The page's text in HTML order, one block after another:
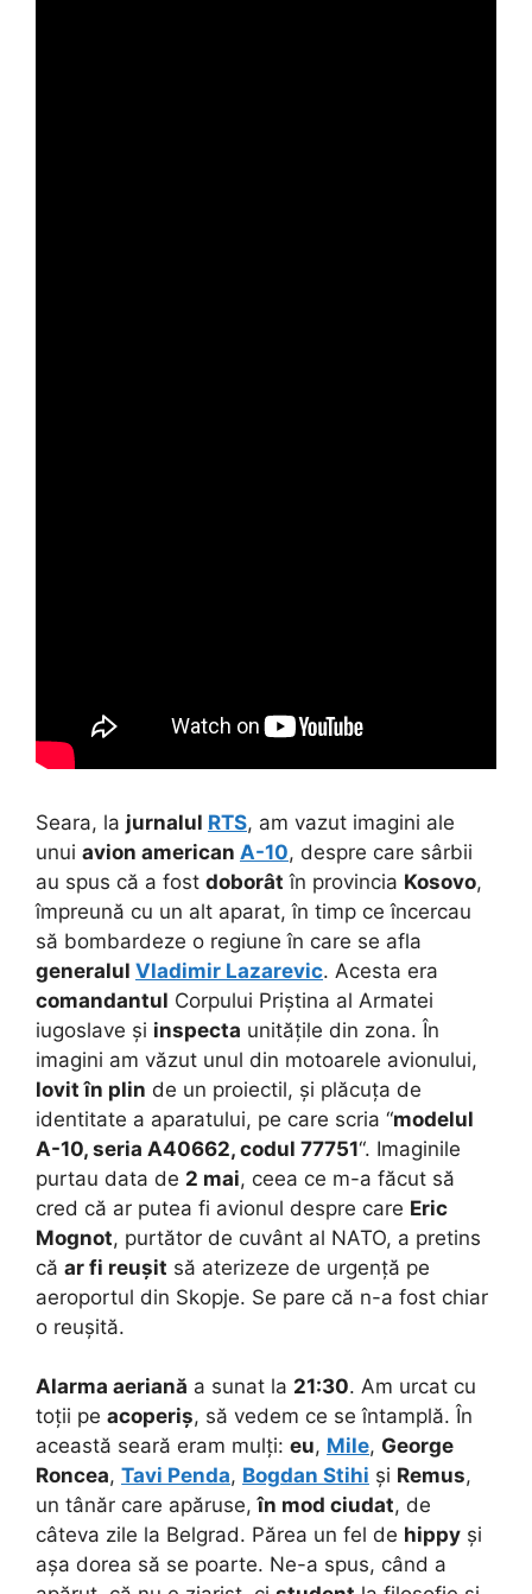
Seara, la jurnalul RTS, am vazut imagini ale
unui avion american A-10, despre care sârbii
au spus că a fost doborât în provincia Kosovo,
împreună cu un alt aparat, în timp ce încercau
să bombardeze o regiune în care se afla
generalul Vladimir Lazarevic. Acesta era
comandantul Corpului Priștina al Armatei
iugoslave și inspecta unitățile din zona. În
imagini am văzut unul din motoarele avionului,
lovit în plin de un proiectil, și plăcuța de
identitate a aparatului, pe care scria “modelul
A-10, seria A40662, codul 77751“. Imaginile
purtau data de 2 mai, ceea ce m-a făcut să
cred că ar putea fi avionul despre care Eric
Mognot, purtător de cuvânt al NATO, a pretins
că ar fi reușit să aterizeze de urgență pe
aeroportul din Skopje. Se pare că n-a fost chiar
o reușită.
Alarma aeriană a sunat la 21:30. Am urcat cu
toții pe acoperiș, să vedem ce se întamplă. În
această seară eram mulți: eu, Mile, George
Roncea, Tavi Penda, Bogdan Stihi și Remus,
un tânăr care apăruse,în mod ciudat, de
câteva zile la Belgrad. Părea un fel de hippy și
așa dorea să se poarte. Ne-a spus, când a